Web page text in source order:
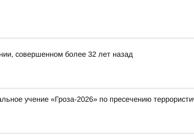
совершенном более 32 лет назад
учение «Гроза-2026» по пресечению